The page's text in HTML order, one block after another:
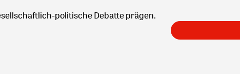
politische Debatte prägen.